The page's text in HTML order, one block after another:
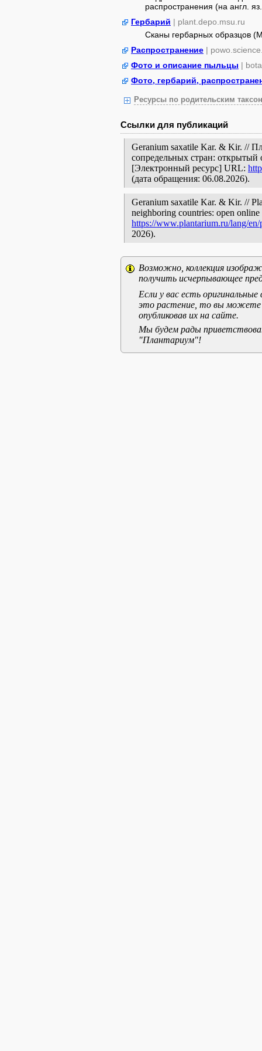
распространения (на англ.
Гербарий | plant.depo.msu.ru
Сканы гербарных образцов
Распространение |
Фото и описание пыльцы |
Фото, гербарий,
Ресурсы по родительским
Ссылки для публикаций
Geranium saxatile Kar. & Kir. //
сопредельных стран: открытый
[Электронный ресурс] URL:
(дата обращения: 06.08.2026).
Geranium saxatile Kar. & Kir. //
neighboring countries: open
https://www.plantarium.ru/lang/
2026).
Возможно, коллекция
получить исчерпывающее
Если у вас есть
это растение, то вы можете
опубликовав их на сайте.
Мы будем рады
"Плантариум"!